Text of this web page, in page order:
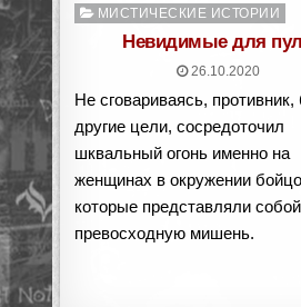
Опубликовано
МИСТИЧЕСКИЕ ИСТОРИИ
Невидимые для
26.10.2020
Не сговариваясь, противник,
другие цели, сосредоточил
шквальный огонь именно на
женщинах в окружении
которые представляли собой
превосходную мишень.